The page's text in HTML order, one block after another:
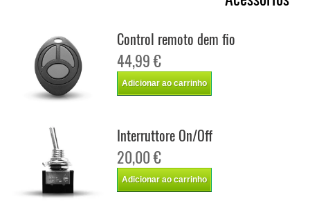
Control remoto dem fio
44,99 €
Adicionar ao carrinho
Interruttore On/Off
20,00 €
Adicionar ao carrinho